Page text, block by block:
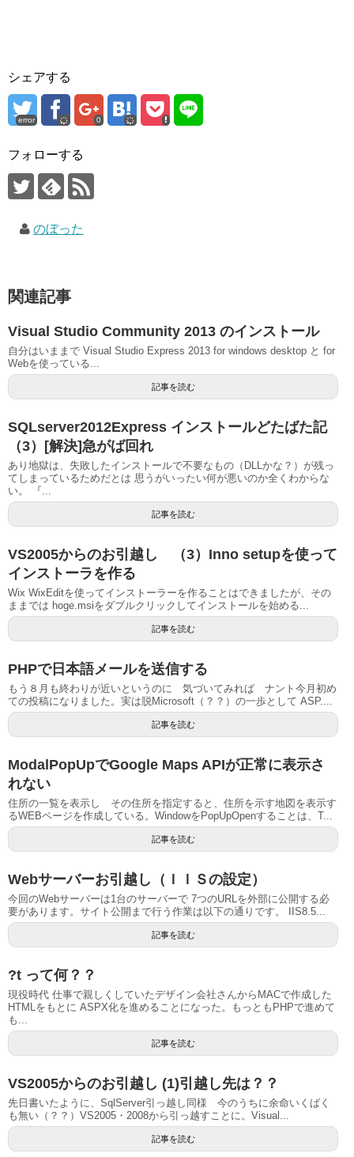
シェアする
error 0
フォローする
のぼった
関連記事
Visual Studio Community 2013 のインストール
自分はいままで Visual Studio Express 2013 for windows desktop と for
Webを使っている...
記事を読む
SQLserver2012Express インストールどたばた記
（3）[解決]急がば回れ
あり地獄は、失敗したインストールで不要なもの（DLLかな？）が残っ
てしまっているためだとは 思うがいったい何が悪いのか全くわからな
い。 『...
記事を読む
VS2005からのお引越し （3）Inno setupを使って
インストーラを作る
Wix WixEditを使ってインストーラーを作ることはできましたが、その
ままでは hoge.msiをダブルクリックしてインストールを始める...
記事を読む
PHPで日本語メールを送信する
もう８月も終わりが近いというのに 気づいてみれば ナント今月初め
ての投稿になりました。実は脱Microsoft（？？）の一歩として ASP....
記事を読む
ModalPopUpでGoogle Maps APIが正常に表示さ
れない
住所の一覧を表示し その住所を指定すると、住所を示す地図を表示す
るWEBページを作成している。WindowをPopUpOpenすることは、T...
記事を読む
Webサーバーお引越し（ＩＩＳの設定）
今回のWebサーバーは1台のサーバーで 7つのURLを外部に公開する必
要があります。サイト公開まで行う作業は以下の通りです。 IIS8.5...
記事を読む
?t って何？？
現役時代 仕事で親しくしていたデザイン会社さんからMACで作成した
HTMLをもとに ASPX化を進めることになった。もっともPHPで進めて
も...
記事を読む
VS2005からのお引越し (1)引越し先は？？
先日書いたように、SqlServer引っ越し同様 今のうちに余命いくばく
も無い（？？）VS2005・2008から引っ越すことに。Visual...
記事を読む